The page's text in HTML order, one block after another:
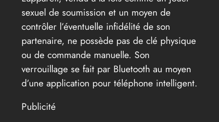
sexuel de soumission et un moyen de
contrôler l’éventuelle infidélité de son
partenaire, ne possède pas de clé physique
ou de commande manuelle. Son
verrouillage se fait par Bluetooth au moyen
d’une application pour téléphone intelligent.
Publicité